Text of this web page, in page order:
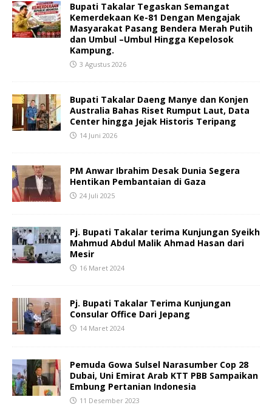
Bupati Takalar Tegaskan Semangat
Kemerdekaan Ke-81 Dengan Mengajak
Masyarakat Pasang Bendera Merah Putih
dan Umbul –Umbul Hingga Kepelosok
Kampung.
3 Agustus 2026
Bupati Takalar Daeng Manye dan Konjen
Australia Bahas Riset Rumput Laut, Data
Center hingga Jejak Historis Teripang
14 Juni 2026
PM Anwar Ibrahim Desak Dunia Segera
Hentikan Pembantaian di Gaza
24 Juli 2025
Pj. Bupati Takalar terima Kunjungan Syeikh
Mahmud Abdul Malik Ahmad Hasan dari
Mesir
16 Maret 2024
Pj. Bupati Takalar Terima Kunjungan
Consular Office Dari Jepang
14 Maret 2024
Pemuda Gowa Sulsel Narasumber Cop 28
Dubai, Uni Emirat Arab KTT PBB Sampaikan
Embung Pertanian Indonesia
11 Desember 2023